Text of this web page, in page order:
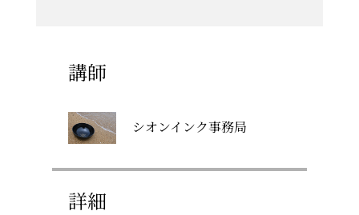
講師
シオンインク事務局
詳細